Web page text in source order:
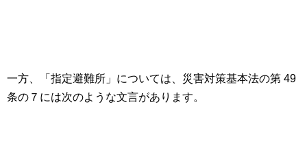
一方、「指定避難所」については、災害対策基本法の第 49
条の７には次のような文言があります。